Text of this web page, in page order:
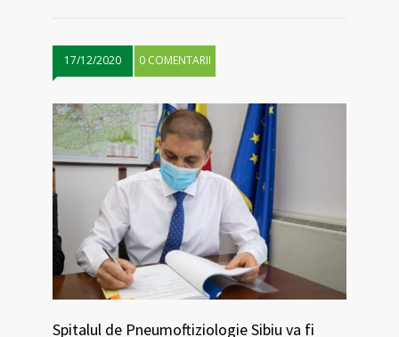
17/12/2020 0 COMENTARII
Spitalul de Pneumoftiziologie Sibiu va fi